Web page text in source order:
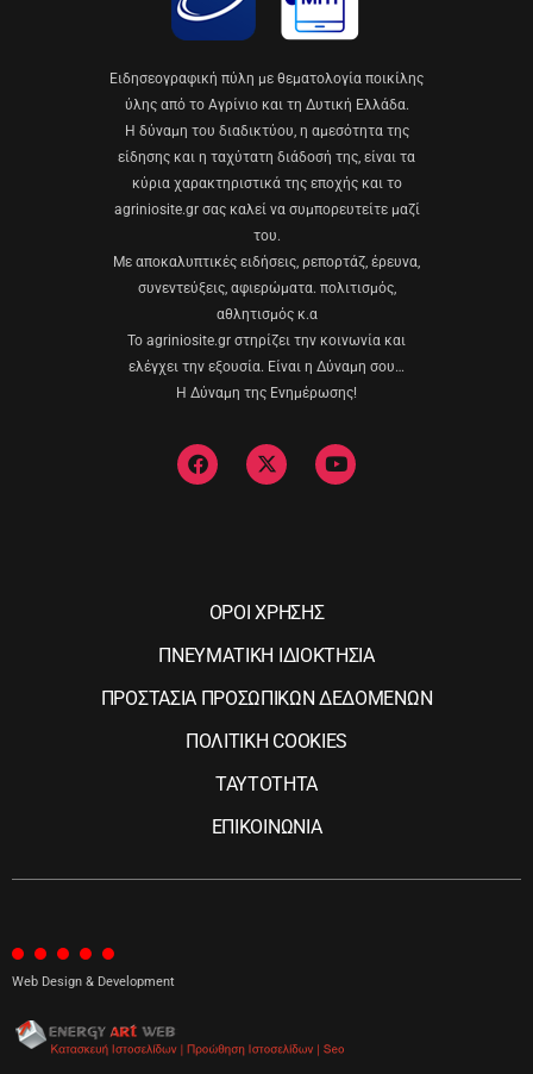
Eιδησεογραφική πύλη με θεματολογία ποικίλης
ύλης από το Αγρίνιο και τη Δυτική Ελλάδα.
Η δύναμη του διαδικτύου, η αμεσότητα της
είδησης και η ταχύτατη διάδοσή της, είναι τα
κύρια χαρακτηριστικά της εποχής και το
agriniosite.gr σας καλεί να συμπορευτείτε μαζί
του.
Με αποκαλυπτικές ειδήσεις, ρεπορτάζ, έρευνα,
συνεντεύξεις, αφιερώματα. πολιτισμός,
αθλητισμός κ.α
Το agriniosite.gr στηρίζει την κοινωνία και
ελέγχει την εξουσία. Είναι η Δύναμη σου…
Η Δύναμη της Ενημέρωσης!
ΟΡΟΙ ΧΡΗΣΗΣ
ΠΝΕΥΜΑΤΙΚΗ ΙΔΙΟΚΤΗΣΙΑ
ΠΡΟΣΤΑΣΙΑ ΠΡΟΣΩΠΙΚΩΝ ΔΕΔΟΜΕΝΩΝ
ΠΟΛΙΤΙΚΗ COOKIES
ΤΑΥΤΟΤΗΤΑ
ΕΠΙΚΟΙΝΩΝΙΑ
Web Design & Development